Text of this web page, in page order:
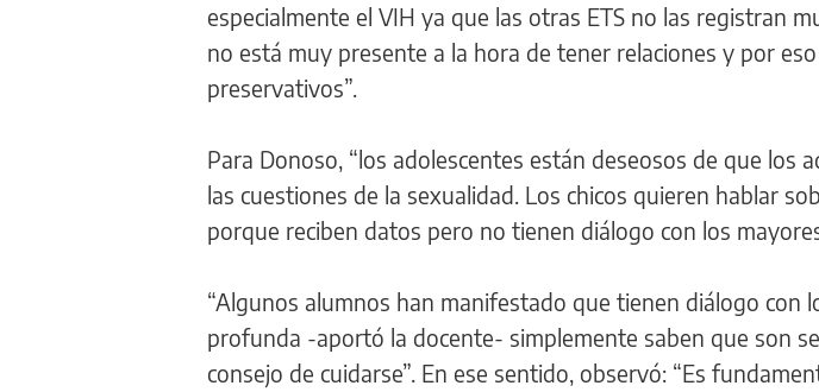
especialmente el VIH ya que las otras ETS no las registran
no está muy presente a la hora de tener relaciones y por
preservativos”.
Para Donoso, “los adolescentes están deseosos de que los
las cuestiones de la sexualidad. Los chicos quieren hablar
porque reciben datos pero no tienen diálogo con los
“Algunos alumnos han manifestado que tienen diálogo con
profunda -aportó la docente- simplemente saben que son
consejo de cuidarse”. En ese sentido, observó: “Es